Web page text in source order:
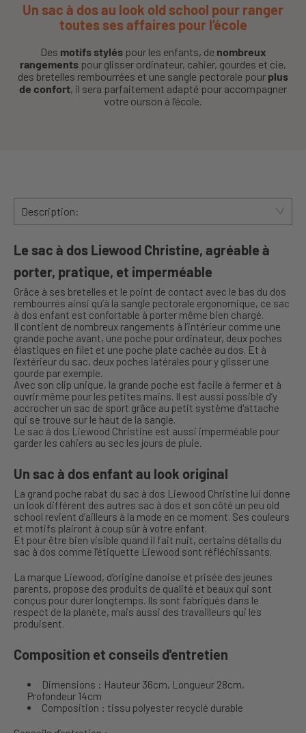
Un sac à dos au look old school pour ranger
toutes ses affaires pour l’école
Des motifs styléspour les enfants, de nombreux
rangements pour glisser ordinateur, cahier, gourdes et cie,
des bretelles rembourrées et une sangle pectorale pour plus
de confort, il sera parfaitement adapté pour accompagner
votre ourson à l’école.
Description:
Le sac à dos Liewood Christine, agréable à
porter, pratique, et imperméable
Grâce à ses bretelles et le point de contact avec le bas du dos
rembourrés ainsi qu’à la sangle pectorale ergonomique, ce sac
à dos enfant est confortable à porter même bien chargé.
Il contient de nombreux rangements à l’intérieur comme une
grande poche avant, une poche pour ordinateur, deux poches
élastiques en filet et une poche plate cachée au dos. Et à
l’extérieur du sac, deux poches latérales pour y glisser une
gourde par exemple.
Avec son clip unique, la grande poche est facile à fermer et à
ouvrir même pour les petites mains. Il est aussi possible d’y
accrocher un sac de sport grâce au petit système d'attache
qui se trouve sur le haut de la sangle.
Le sac à dos Liewood Christine est aussi imperméable pour
garder les cahiers au sec les jours de pluie.
Un sac à dos enfant au look original
La grand poche rabat du sac à dos Liewood Christine lui donne
un look différent des autres sac à dos et son côté un peu old
school revient d’ailleurs à la mode en ce moment. Ses couleurs
et motifs plairont à coup sûr à votre enfant.
Et pour être bien visible quand il fait nuit, certains détails du
sac à dos comme l’étiquette Liewood sont réfléchissants.
La marque Liewood, d’origine danoise et prisée des jeunes
parents, propose des produits de qualité et beaux qui sont
conçus pour durer longtemps. Ils sont fabriqués dans le
respect de la planète, mais aussi des travailleurs qui les
produisent.
Composition et conseils d'entretien
Dimensions : Hauteur 36cm, Longueur 28cm,
Profondeur 14cm
Composition : tissu polyester recyclé durable